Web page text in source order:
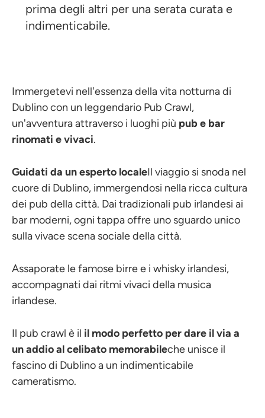
prima degli altri per una serata curata e
indimenticabile.
Immergetevi nell'essenza della vita notturna di
Dublino con un leggendario Pub Crawl,
un'avventura attraverso i luoghi più pub e bar
rinomati e vivaci.
Guidati da un esperto localeIl viaggio si snoda nel
cuore di Dublino, immergendosi nella ricca cultura
dei pub della città. Dai tradizionali pub irlandesi ai
bar moderni, ogni tappa offre uno sguardo unico
sulla vivace scena sociale della città.
Assaporate le famose birre e i whisky irlandesi,
accompagnati dai ritmi vivaci della musica
irlandese.
Il pub crawl è il il modo perfetto per dare il via a
un addio al celibato memorabileche unisce il
fascino di Dublino a un indimenticabile
cameratismo.